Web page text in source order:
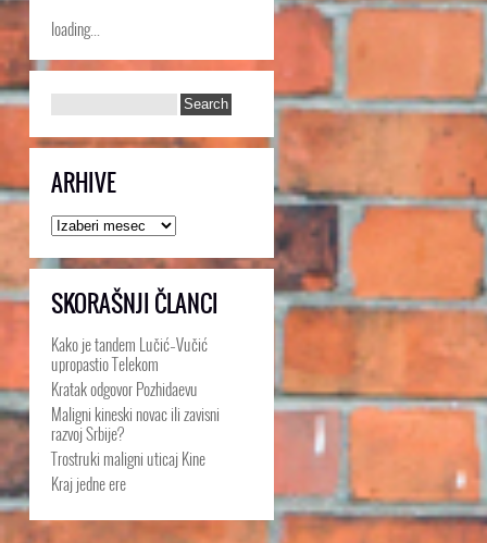
loading...
ARHIVE
Arhive
SKORAŠNJI ČLANCI
Kako je tandem Lučić–Vučić
upropastio Telekom
Kratak odgovor Pozhidaevu
Maligni kineski novac ili zavisni
razvoj Srbije?
Trostruki maligni uticaj Kine
Kraj jedne ere